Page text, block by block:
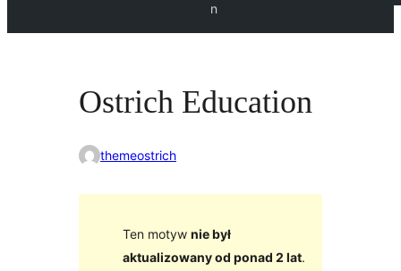
n
Ostrich Education
themeostrich
Ten motyw nie był
aktualizowany od ponad 2 lat.